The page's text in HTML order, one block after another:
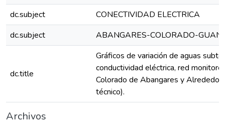
dc.subject
CONECTIVIDAD ELECTRICA
dc.subject
ABANGARES-COLORADO-
dc.title
Gráficos de variación de aguas
conductividad eléctrica, red
Colorado de Abangares y
técnico).
Archivos